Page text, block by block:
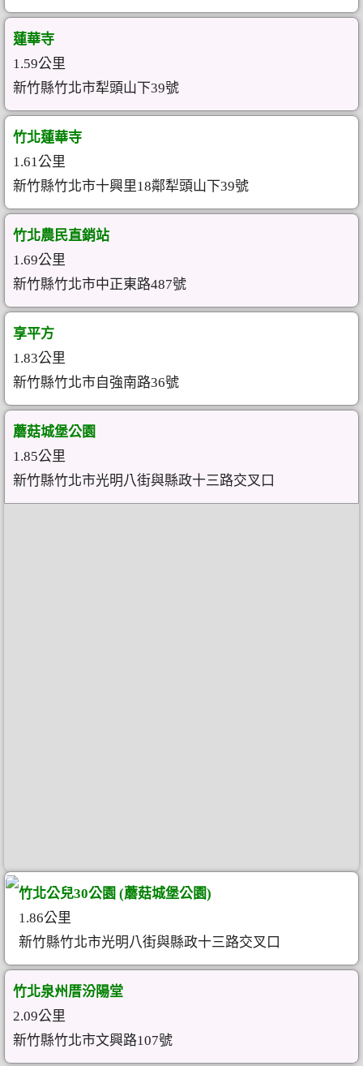
蓮華寺
1.59公里
新竹縣竹北市犁頭山下39號
竹北蓮華寺
1.61公里
新竹縣竹北市十興里18鄰犁頭山下39號
竹北農民直銷站
1.69公里
新竹縣竹北市中正東路487號
享平方
1.83公里
新竹縣竹北市自強南路36號
蘑菇城堡公園
1.85公里
新竹縣竹北市光明八街與縣政十三路交叉口
竹北公兒30公園 (蘑菇城堡公園)
1.86公里
新竹縣竹北市光明八街與縣政十三路交叉口
竹北泉州厝汾陽堂
2.09公里
新竹縣竹北市文興路107號